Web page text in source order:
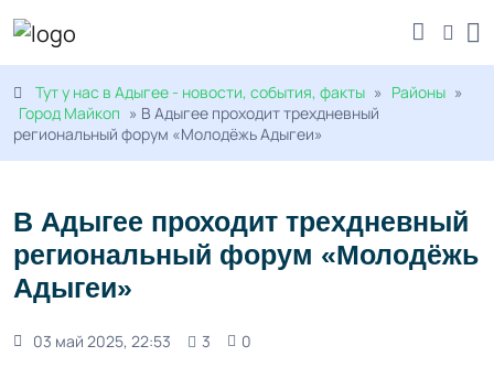
Тут у нас в Адыгее - новости, события, факты » Районы »
Город Майкоп » В Адыгее проходит трехдневный
региональный форум «Молодёжь Адыгеи»
В Адыгее проходит трехдневный
региональный форум «Молодёжь
Адыгеи»
03 май 2025, 22:53 3 0